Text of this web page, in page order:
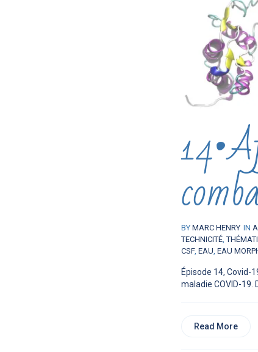
BY MARC HENRY IN
TECHNICITÉ,
CSF, EAU, EAU
Épisode 14, Covid-
maladie COVID-19.
Read More